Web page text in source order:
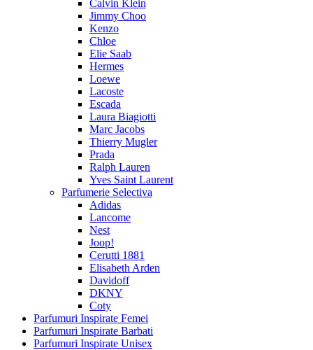
Calvin Klein
Jimmy Choo
Kenzo
Chloe
Elie Saab
Hermes
Loewe
Lacoste
Escada
Laura Biagiotti
Marc Jacobs
Thierry Mugler
Prada
Ralph Lauren
Yves Saint Laurent
Parfumerie Selectiva
Adidas
Lancome
Nest
Joop!
Cerutti 1881
Elisabeth Arden
Davidoff
DKNY
Coty
Parfumuri Inspirate Femei
Parfumuri Inspirate Barbati
Parfumuri Inspirate Unisex